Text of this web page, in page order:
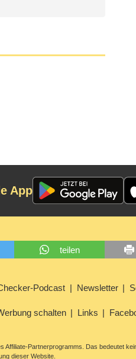
App
teilen
Podcast Newsletter
schalten Links
Partnerprogramms. Das bedeutet
dieser Website.